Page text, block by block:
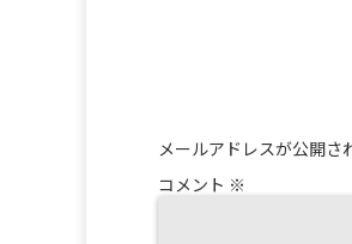
メールアドレスが公開さ
コメント ※